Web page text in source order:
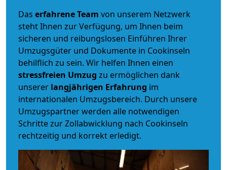
Das erfahrene Team von unserem Netzwerk
steht Ihnen zur Verfügung, um Ihnen beim
sicheren und reibungslosen Einführen Ihrer
Umzugsgüter und Dokumente in Cookinseln
behilflich zu sein. Wir helfen Ihnen einen
stressfreien Umzug zu ermöglichen dank
unserer langjährigen Erfahrung im
internationalen Umzugsbereich. Durch unsere
Umzugspartner werden alle notwendigen
Schritte zur Zollabwicklung nach Cookinseln
rechtzeitig und korrekt erledigt.